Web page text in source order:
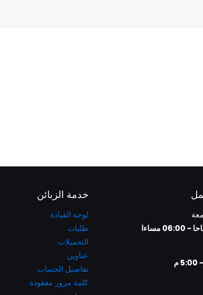
خدمة الزبائن
لوحة القيادة
طلبات
التحميلات
عناوين
تفاصيل الحساب
كلمة مرور مفقودة